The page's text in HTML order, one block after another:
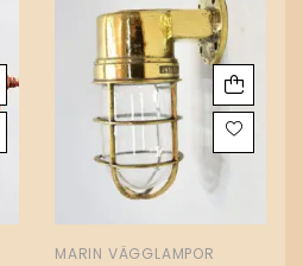
MARIN VÄGGLAMPOR